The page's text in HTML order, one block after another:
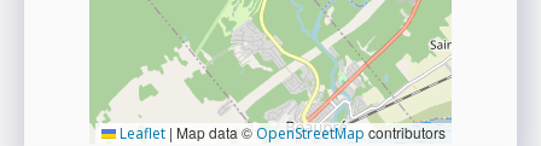
Leaflet | Map data © OpenStreetMap contributors